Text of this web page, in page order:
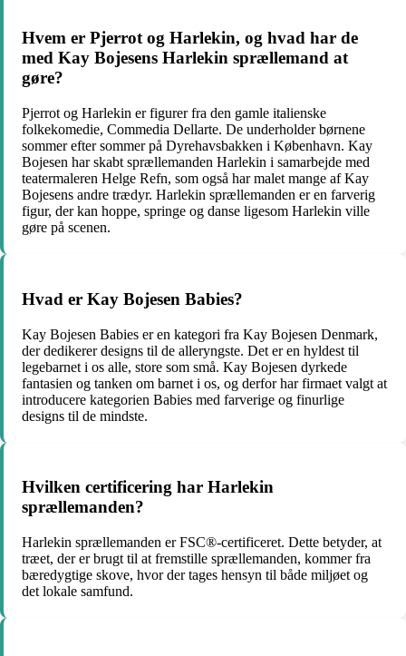
Hvem er Pjerrot og Harlekin, og hvad har de
med Kay Bojesens Harlekin sprællemand at
gøre?
Pjerrot og Harlekin er figurer fra den gamle italienske
folkekomedie, Commedia Dellarte. De underholder børnene
sommer efter sommer på Dyrehavsbakken i København. Kay
Bojesen har skabt sprællemanden Harlekin i samarbejde med
teatermaleren Helge Refn, som også har malet mange af Kay
Bojesens andre trædyr. Harlekin sprællemanden er en farverig
figur, der kan hoppe, springe og danse ligesom Harlekin ville
gøre på scenen.
Hvad er Kay Bojesen Babies?
Kay Bojesen Babies er en kategori fra Kay Bojesen Denmark,
der dedikerer designs til de alleryngste. Det er en hyldest til
legebarnet i os alle, store som små. Kay Bojesen dyrkede
fantasien og tanken om barnet i os, og derfor har firmaet valgt at
introducere kategorien Babies med farverige og finurlige
designs til de mindste.
Hvilken certificering har Harlekin
sprællemanden?
Harlekin sprællemanden er FSC®-certificeret. Dette betyder, at
træet, der er brugt til at fremstille sprællemanden, kommer fra
bæredygtige skove, hvor der tages hensyn til både miljøet og
det lokale samfund.